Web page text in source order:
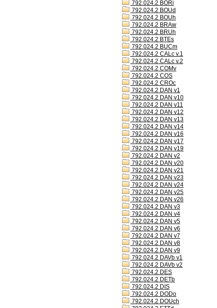
792.024.2 BORi
792.024.2 BOUd
792.024.2 BOUh
792.024.2 BRAw
792.024.2 BRUh
792.024.2 BTEs
792.024.2 BUCm
792.024.2 CALc v.1
792.024.2 CALc v.2
792.024.2 COMv
792.024.2 COS
792.024.2 CROc
792.024.2 DAN v1
792.024.2 DAN v10
792.024.2 DAN v11
792.024.2 DAN v12
792.024.2 DAN v13
792.024.2 DAN v14
792.024.2 DAN v16
792.024.2 DAN v17
792.024.2 DAN v19
792.024.2 DAN v2
792.024.2 DAN v20
792.024.2 DAN v21
792.024.2 DAN v23
792.024.2 DAN v24
792.024.2 DAN v25
792.024.2 DAN v26
792.024.2 DAN v3
792.024.2 DAN v4
792.024.2 DAN v5
792.024.2 DAN v6
792.024.2 DAN v7
792.024.2 DAN v8
792.024.2 DAN v9
792.024.2 DAVb v1
792.024.2 DAVb v2
792.024.2 DES
792.024.2 DETb
792.024.2 DIS
792.024.2 DODo
792.024.2 DOUch